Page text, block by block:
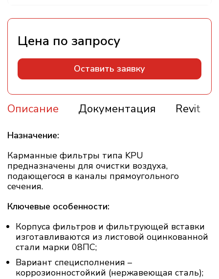
Оставить заявку
Описание Документация Revit
Назначение:
Карманные фильтры типа KPU
предназначены для очистки воздуха,
подающегося в каналы прямоугольного
сечения.
Ключевые особенности:
Корпуса фильтров и фильтрующей вставки
изготавливаются из листовой оцинкованной
стали марки 08ПС;
Вариант специсполнения –
коррозионностойкий (нержавеющая сталь);